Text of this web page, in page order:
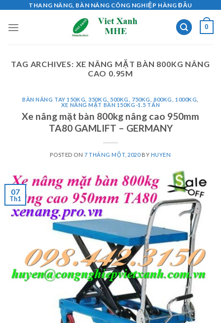
content
THANG NÂNG, BÀN NÂNG CÔNG NGHIỆP HÀNG ĐẦU
0
TAG ARCHIVES: XE NÂNG MẶT BÀN 800KG NÂNG
CAO 0.95M
BÀN NÂNG TAY 150KG, 350KG, 500KG, 750KG, 800KG, 1000KG
XE NÂNG MẶT BÀN 150KG-1.5 TẤN
Xe nâng mặt bàn 800kg nâng cao 950mm
TA80 GAMLIFT – GERMANY
POSTED ON 7 THÁNG MỘT, 2020BY HUYEN
07
Th1